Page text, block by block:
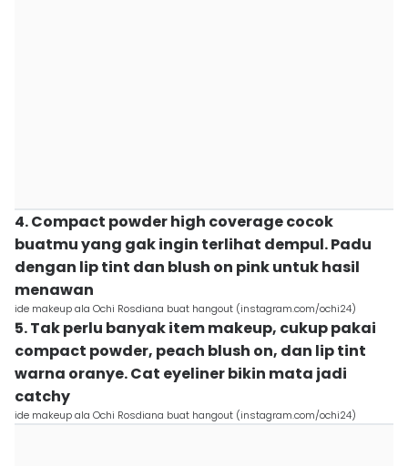
4. Compact powder high coverage cocok
buatmu yang gak ingin terlihat dempul. Padu
dengan lip tint dan blush on pink untuk hasil
menawan
ide makeup ala Ochi Rosdiana buat hangout (instagram.com/ochi24)
5. Tak perlu banyak item makeup, cukup pakai
compact powder, peach blush on, dan lip tint
warna oranye. Cat eyeliner bikin mata jadi
catchy
ide makeup ala Ochi Rosdiana buat hangout (instagram.com/ochi24)